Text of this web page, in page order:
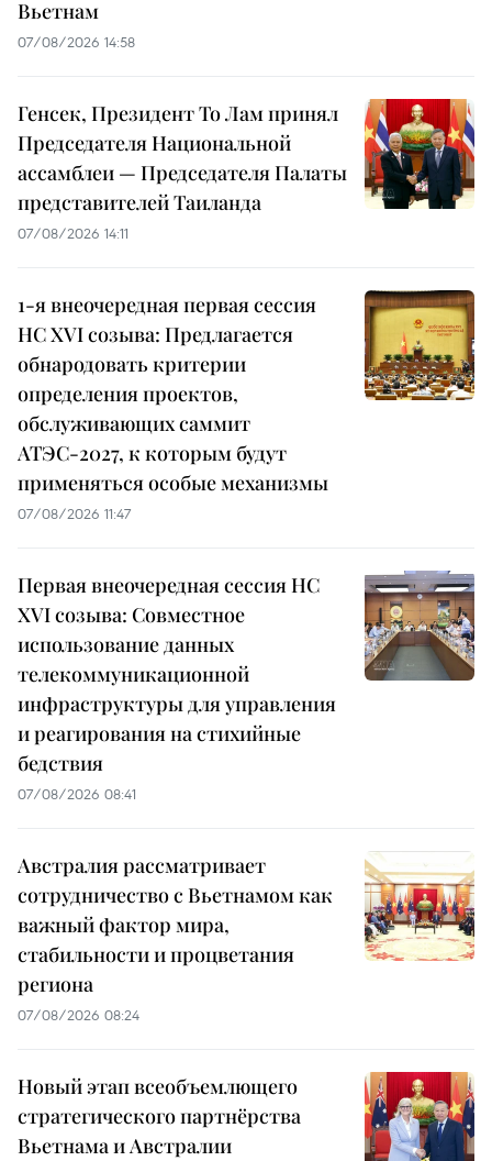
Вьетнам
07/08/2026 14:58
Генсек, Президент То Лам принял
Председателя Национальной
ассамблеи — Председателя Палаты
представителей Таиланда
07/08/2026 14:11
1-я внеочередная первая сессия
НС XVI созыва: Предлагается
обнародовать критерии
определения проектов,
обслуживающих саммит
АТЭС-2027, к которым будут
применяться особые механизмы
07/08/2026 11:47
Первая внеочередная сессия НС
XVI созыва: Совместное
использование данных
телекоммуникационной
инфраструктуры для управления
и реагирования на стихийные
бедствия
07/08/2026 08:41
Австралия рассматривает
сотрудничество с Вьетнамом как
важный фактор мира,
стабильности и процветания
региона
07/08/2026 08:24
Новый этап всеобъемлющего
стратегического партнёрства
Вьетнама и Австралии